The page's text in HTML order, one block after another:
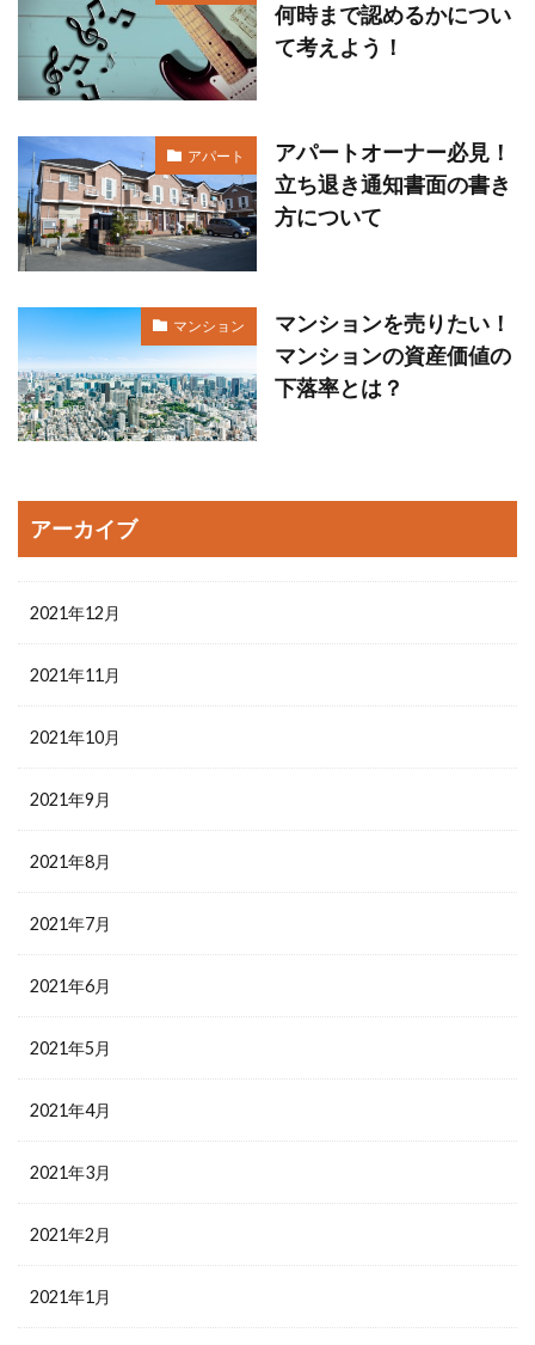
何時まで認めるかについ
て考えよう！
アパート
アパートオーナー必見！
立ち退き通知書面の書き
方について
マンション
マンションを売りたい！
マンションの資産価値の
下落率とは？
アーカイブ
2021年12月
2021年11月
2021年10月
2021年9月
2021年8月
2021年7月
2021年6月
2021年5月
2021年4月
2021年3月
2021年2月
2021年1月